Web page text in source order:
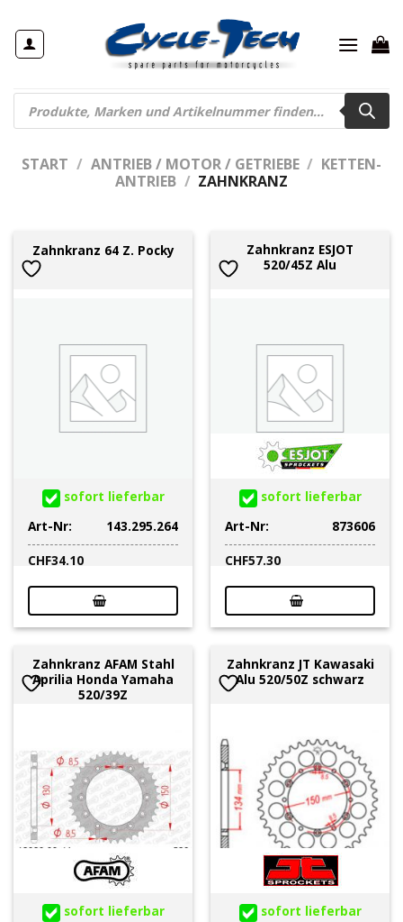
Inhalt
springen
Products
search
START / ANTRIEB / MOTOR / GETRIEBE / KETTEN-
ANTRIEB / ZAHNKRANZ
Zahnkranz 64 Z. Pocky
sofort lieferbar
Art-Nr:
143.295.264
CHF34.10
Zahnkranz ESJOT
520/45Z Alu
sofort lieferbar
Art-Nr:
873606
CHF57.30
Zahnkranz AFAM Stahl
Aprilia Honda Yamaha
520/39Z
sofort lieferbar
Zahnkranz JT Kawasaki
Alu 520/50Z schwarz
sofort lieferbar